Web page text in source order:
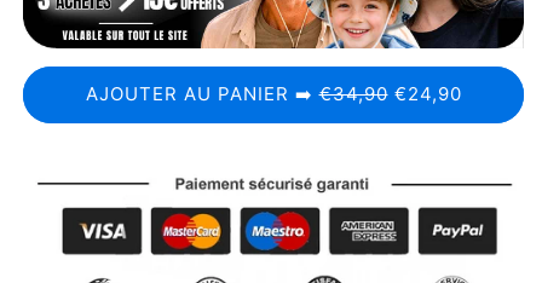
AJOUTER AU PANIER ➡️€34,90 €24,90